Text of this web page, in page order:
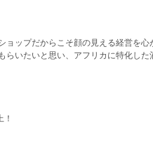
ップだからこそ顔の見える経営を心
いたいと思い、アフリカに特化し